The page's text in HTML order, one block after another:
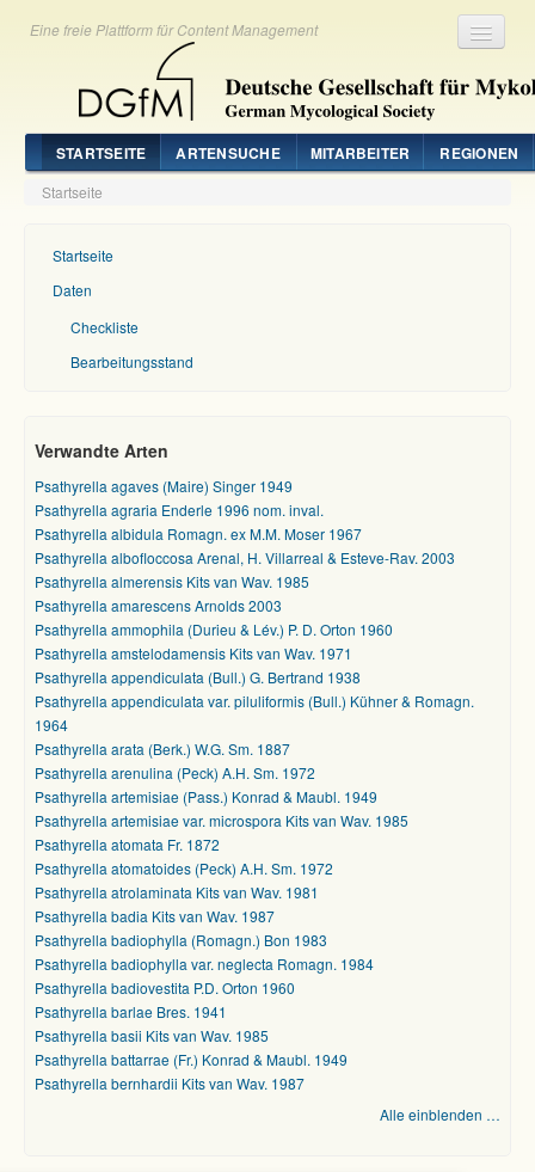
Eine freie Plattform für Content Management
STARTSEITE ARTENSUCHE MITARBEITER REGIONEN
Startseite
Startseite
Daten
Checkliste
Bearbeitungsstand
Verwandte Arten
Psathyrella agaves (Maire) Singer 1949
Psathyrella agraria Enderle 1996 nom. inval.
Psathyrella albidula Romagn. ex M.M. Moser 1967
Psathyrella albofloccosa Arenal, H. Villarreal & Esteve-Rav. 2003
Psathyrella almerensis Kits van Wav. 1985
Psathyrella amarescens Arnolds 2003
Psathyrella ammophila (Durieu & Lév.) P. D. Orton 1960
Psathyrella amstelodamensis Kits van Wav. 1971
Psathyrella appendiculata (Bull.) G. Bertrand 1938
Psathyrella appendiculata var. piluliformis (Bull.) Kühner & Romagn.
1964
Psathyrella arata (Berk.) W.G. Sm. 1887
Psathyrella arenulina (Peck) A.H. Sm. 1972
Psathyrella artemisiae (Pass.) Konrad & Maubl. 1949
Psathyrella artemisiae var. microspora Kits van Wav. 1985
Psathyrella atomata Fr. 1872
Psathyrella atomatoides (Peck) A.H. Sm. 1972
Psathyrella atrolaminata Kits van Wav. 1981
Psathyrella badia Kits van Wav. 1987
Psathyrella badiophylla (Romagn.) Bon 1983
Psathyrella badiophylla var. neglecta Romagn. 1984
Psathyrella badiovestita P.D. Orton 1960
Psathyrella barlae Bres. 1941
Psathyrella basii Kits van Wav. 1985
Psathyrella battarrae (Fr.) Konrad & Maubl. 1949
Psathyrella bernhardii Kits van Wav. 1987
Alle einblenden …